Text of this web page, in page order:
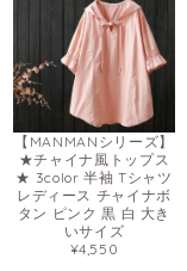
【MANMANシリーズ】
★チャイナ風トップス
★ 3color 半袖 Tシャツ
レディース チャイナボ
タン ピンク 黒 白 大き
いサイズ
¥4,550